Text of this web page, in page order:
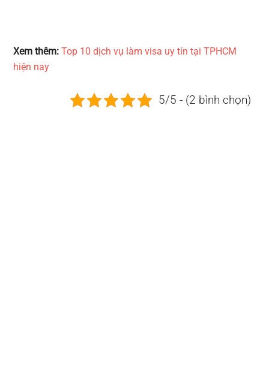
Xem thêm:Top 10 dịch vụ làm visa uy tín tại TPHCM
hiện nay
5/5 - (2 bình chọn)